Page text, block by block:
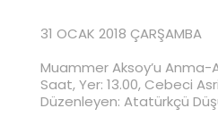
31 OCAK 2018 ÇARŞAMBA
Muammer Aksoy’u Anma-
Saat, Yer: 13.00, Cebeci
Düzenleyen: Atatürkçü